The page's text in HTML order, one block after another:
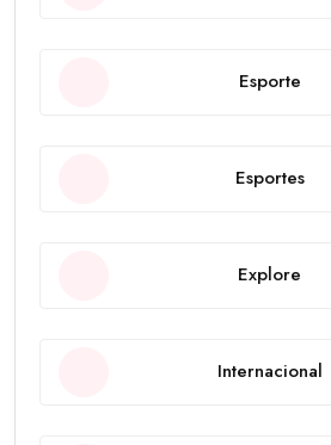
Esporte
Esportes
Explore
Internacional